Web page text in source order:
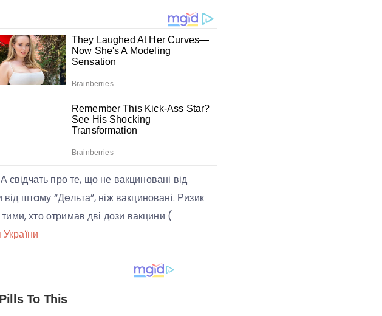
про те, що не вакциновані від
штaму “Дeльта”, ніж вакциновані. Ризик
хто отримав дві дози вакцини (​​